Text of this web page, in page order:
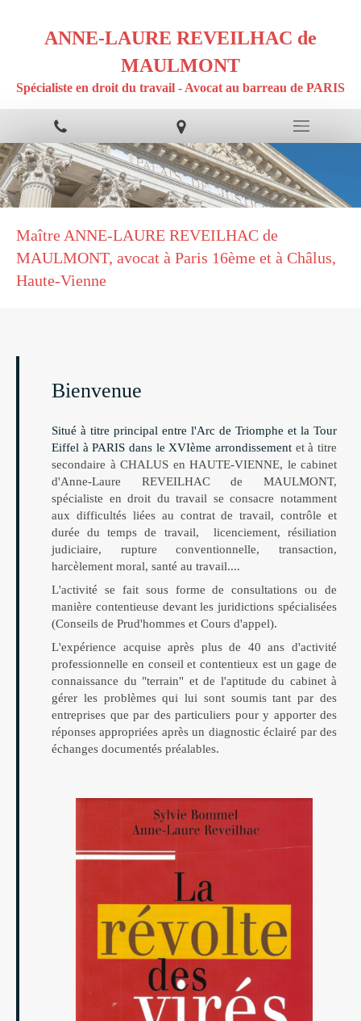
ANNE-LAURE REVEILHAC de
MAULMONT
Spécialiste en droit du travail - Avocat au barreau de PARIS
Maître ANNE-LAURE REVEILHAC de
MAULMONT, avocat à Paris 16ème et à Châlus,
Haute-Vienne
Bienvenue
Situé à titre principal entre l'Arc de Triomphe et la Tour
Eiffel à PARIS dans le XVIème arrondissement et à titre
secondaire à CHALUS en HAUTE-VIENNE, le cabinet
d'Anne-Laure REVEILHAC de MAULMONT,
spécialiste en droit du travail se consacre notamment
aux difficultés liées au contrat de travail, contrôle et
durée du temps de travail, licenciement, résiliation
judiciaire, rupture conventionnelle, transaction,
harcèlement moral, santé au travail....
L'activité se fait sous forme de consultations ou de
manière contentieuse devant les juridictions spécialisées
(Conseils de Prud'hommes et Cours d'appel).
L'expérience acquise après plus de 40 ans d'activité
professionnelle en conseil et contentieux est un gage de
connaissance du "terrain" et de l'aptitude du cabinet à
gérer les problèmes qui lui sont soumis tant par des
entreprises que par des particuliers pour y apporter des
réponses appropriées après un diagnostic éclairé par des
échanges documentés préalables.